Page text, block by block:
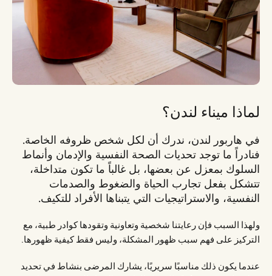
لماذا ميناء لندن؟
في هاربور لندن، ندرك أن لكل شخص ظروفه الخاصة.
فنادراً ما توجد تحديات الصحة النفسية والإدمان وأنماط
السلوك بمعزل عن بعضها، بل غالباً ما تكون متداخلة،
تتشكل بفعل تجارب الحياة والضغوط والصدمات
النفسية، والاستراتيجيات التي يتبناها الأفراد للتكيف.
ولهذا السبب فإن رعايتنا شخصية وتعاونية وتقودها كوادر طبية، مع
التركيز على فهم سبب ظهور المشكلة، وليس فقط كيفية ظهورها.
عندما يكون ذلك مناسبًا سريريًا، يشارك المرضى بنشاط في تحديد